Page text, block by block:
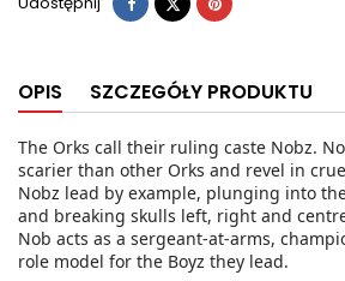
OPIS SZCZEGÓŁY PRODUKTU
The Orks call their ruling caste Nobz.
scarier than other Orks and revel in
Nobz lead by example, plunging into
and breaking skulls left, right and
Nob acts as a sergeant-at-arms,
role model for the Boyz they lead.